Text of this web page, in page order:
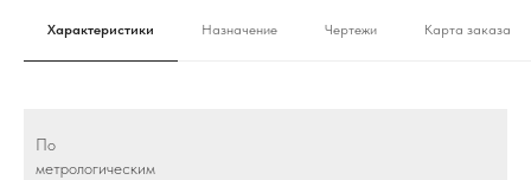
Характеристики Назначение Чертежи Карта заказа
По
метрологическим